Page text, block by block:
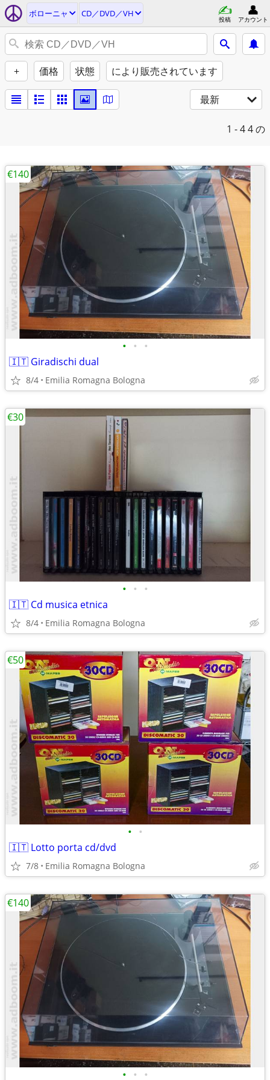
ボローニャ CD／DVD／VH
投稿 アカウント
+ 価格 状態 により販売されています
最新
1 - 44 の
• • •
🇮🇹 Giradischi dual
8/4 Emilia Romagna Bologna
€140
• • •
🇮🇹 Cd musica etnica
8/4 Emilia Romagna Bologna
€30
• •
🇮🇹 Lotto porta cd/dvd
7/8 Emilia Romagna Bologna
€50
• • •
€140